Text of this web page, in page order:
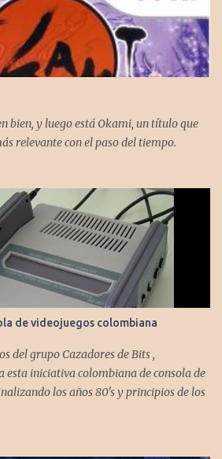
bien, y luego está Okami, un título que
relevante con el paso del tiempo.
de videojuegos colombiana
del grupo Cazadores de Bits ,
esta iniciativa colombiana de consola de
los años 80's y principios de los